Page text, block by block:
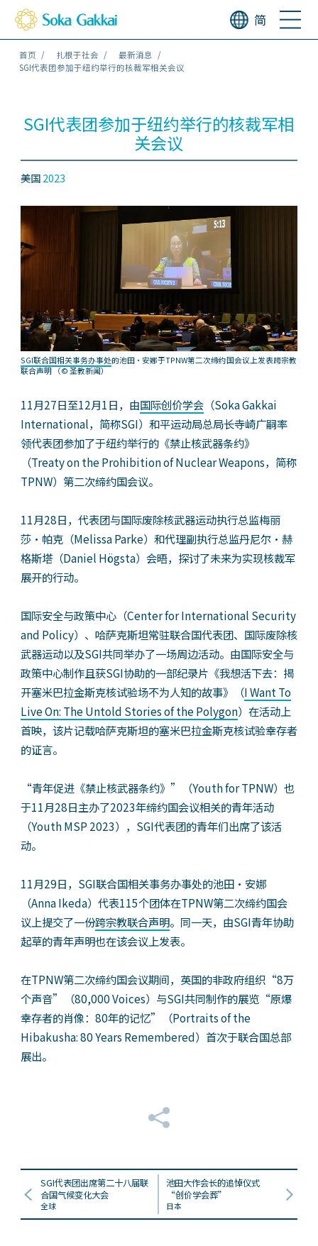
简
首页 扎根于社会
最新消息
SGI代表团参加于纽约举行的核裁军相关会议
SGI代表团参加于纽约举行的核裁军相
关会议
美国2023
SGI联合国相关事务办事处的池田・安娜于TPNW第二次缔约国会议上发表跨宗教
联合声明（© 圣教新闻）
11月27日至12月1日，由国际创价学会（Soka Gakkai
International，简称SGI）和平运动局总局长寺崎广嗣率
领代表团参加了于纽约举行的《禁止核武器条约》
（Treaty on the Prohibition of Nuclear Weapons，简称
TPNW）第二次缔约国会议。
11月28日，代表团与国际废除核武器运动执行总监梅丽
莎・帕克（Melissa Parke）和代理副执行总监丹尼尔・赫
格斯塔（Daniel Högsta）会晤，探讨了未来为实现核裁军
展开的行动。
国际安全与政策中心（Center for International Security
and Policy）、哈萨克斯坦常驻联合国代表团、国际废除核
武器运动以及SGI共同举办了一场周边活动。由国际安全与
政策中心制作且获SGI协助的一部纪录片《我想活下去：揭
开塞米巴拉金斯克核试验场不为人知的故事》（I Want To
Live On: The Untold Stories of the Polygon）在活动上
首映，该片记载哈萨克斯坦的塞米巴拉金斯克核试验幸存者
的证言。
“青年促进《禁止核武器条约》”（Youth for TPNW）也
于11月28日主办了2023年缔约国会议相关的青年活动
（Youth MSP 2023），SGI代表团的青年们出席了该活
动。
11月29日，SGI联合国相关事务办事处的池田・安娜
（Anna Ikeda）代表115个团体在TPNW第二次缔约国会
议上提交了一份跨宗教联合声明。同一天，由SGI青年协助
起草的青年声明也在该会议上发表。
在TPNW第二次缔约国会议期间，英国的非政府组织 “8万
个声音”（80,000 Voices）与SGI共同制作的展览“原爆
幸存者的肖像：80年的记忆”
（Portraits of the
Hibakusha: 80 Years Remembered）首次于联合国总部
展出。
SGI代表团出席第二十八届联
合国气候变化大会
全球
池田大作会长的追悼仪式
“创价学会葬”
日本